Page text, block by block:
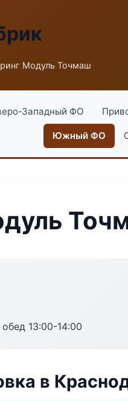
Модуль Точмаш
Западный ФО
Южный ФО
13:00-14:00
в